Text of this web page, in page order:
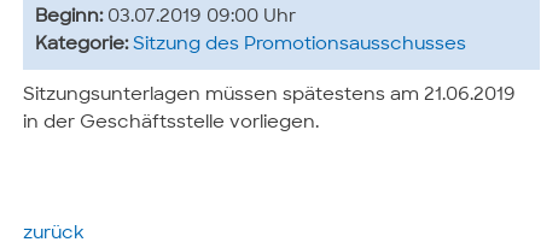
Beginn: 03.07.2019 09:00 Uhr
Kategorie: Sitzung des Promotionsausschusses
Sitzungsunterlagen müssen spätestens am 21.06.2019
in der Geschäftsstelle vorliegen.
zurück